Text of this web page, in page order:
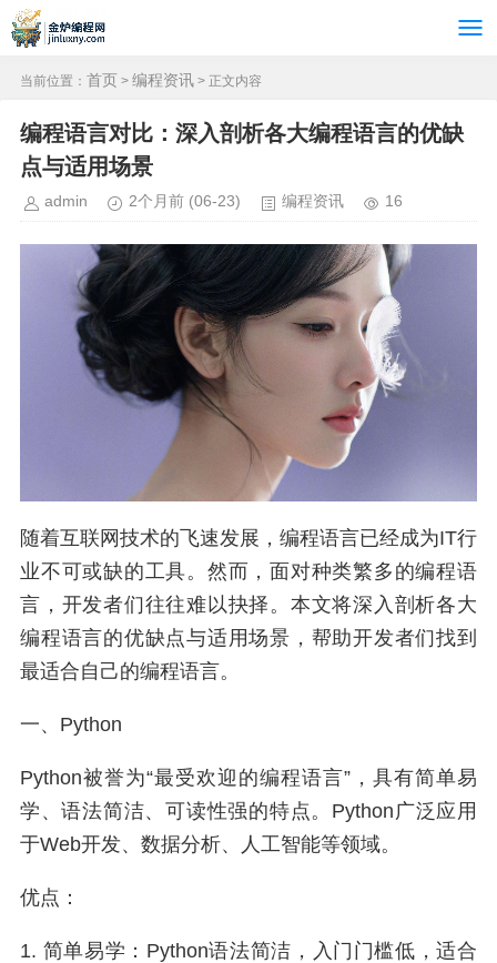
当前位置： 首页 > 编程资讯 > 正文内容
编程语言对比：深入剖析各大编程语言的优缺
点与适用场景
admin 2个月前 (06-23) 编程资讯 16
随着互联网技术的飞速发展，编程语言已经成为IT行
业不可或缺的工具。然而，面对种类繁多的编程语
言，开发者们往往难以抉择。本文将深入剖析各大
编程语言的优缺点与适用场景，帮助开发者们找到
最适合自己的编程语言。
一、Python
Python被誉为“最受欢迎的编程语言”，具有简单易
学、语法简洁、可读性强的特点。Python广泛应用
于Web开发、数据分析、人工智能等领域。
优点：
1. 简单易学：Python语法简洁，入门门槛低，适合